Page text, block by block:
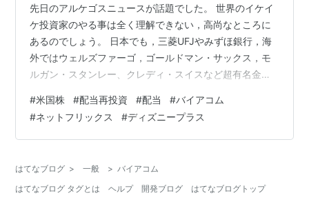
先日のアルケゴスニュースが話題でした。 世界のイケイ
ケ投資家のやる事は全く理解できない，高尚なところに
あるのでしょう。 日本でも，三菱UFJやみずほ銀行，海
外ではウェルズファーゴ，ゴールドマン・サックス，モ
ルガン・スタンレー、クレディ・スイスなど超有名金融
したことよりも，大手金融が運用を丸投げていたことの
方が個人的には驚きました。 日本年金機構の億倍ましで
すが。 リアルタイムでは，関連する企業の株価が下落
コムCBSも3日で1/3程に暴落しました。 そこを・・・拾
っていきます。 現在，＄40-辺…
#米国株 #配当再投資 #配当 #バイアコム
#ネットフリックス #ディズニープラス
はてなブログ > 一般 > バイアコム
はてなブログ タグとは
ヘルプ 開発ブログ
はてなブログトップ